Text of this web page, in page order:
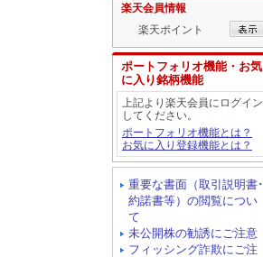
楽天会員情報
楽天ポイント
ポートフォリオ機能・お気
に入り銘柄機能
上記より楽天会員にログイン
してください。
ポートフォリオ機能とは？
お気に入り登録機能とは？
重要な書面（取引説明書･
約諾書等）の閲覧につい
て
未公開株の勧誘にご注意
フィッシング詐欺にご注